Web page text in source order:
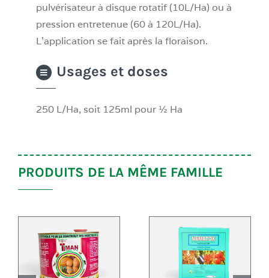
pulvérisateur à disque rotatif (10L/Ha) ou à
pression entretenue (60 à 120L/Ha).
L’application se fait après la floraison.
Usages et doses
250 L/Ha, soit 125ml pour ½ Ha
PRODUITS DE LA MÊME FAMILLE